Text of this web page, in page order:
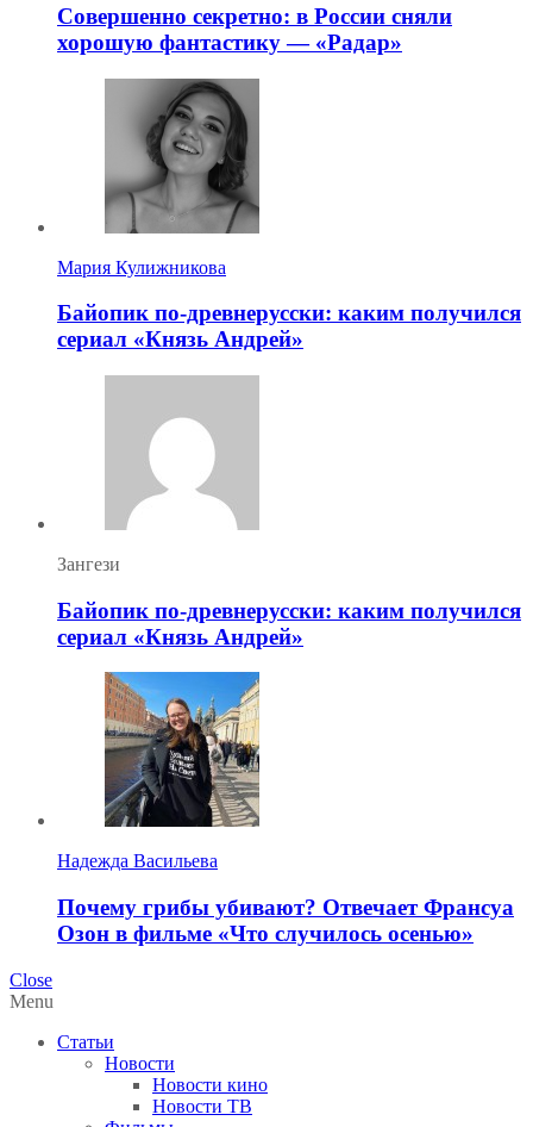
Совершенно секретно: в России сняли
хорошую фантастику — «Радар»
Мария Кулижникова
Байопик по-древнерусски: каким получился
сериал «Князь Андрей»
Зангези
Байопик по-древнерусски: каким получился
сериал «Князь Андрей»
Надежда Васильева
Почему грибы убивают? Отвечает Франсуа
Озон в фильме «Что случилось осенью»
Close
Menu
Статьи
Новости
Новости кино
Новости ТВ